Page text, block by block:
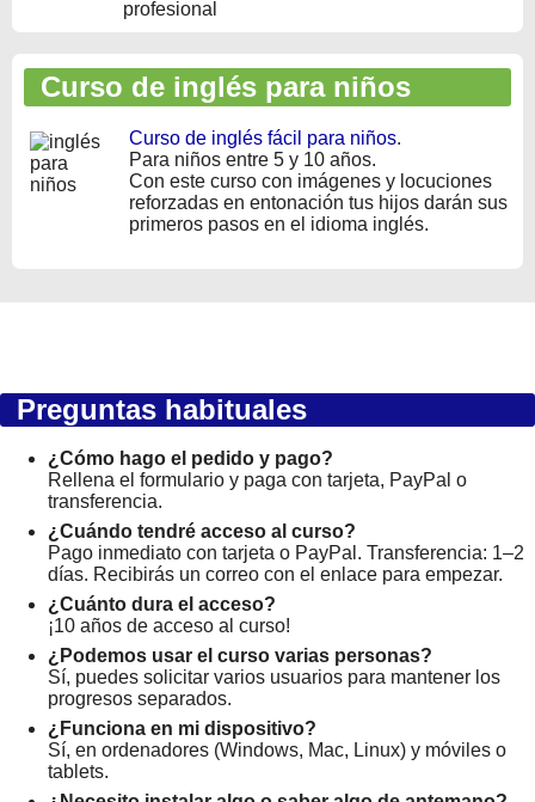
profesional
Curso de inglés para niños
Curso de inglés fácil para niños.
Para niños entre 5 y 10 años.
Con este curso con imágenes y locuciones
reforzadas en entonación tus hijos darán sus
primeros pasos en el idioma inglés.
Preguntas habituales
¿Cómo hago el pedido y pago?
Rellena el formulario y paga con tarjeta, PayPal o
transferencia.
¿Cuándo tendré acceso al curso?
Pago inmediato con tarjeta o PayPal. Transferencia: 1–2
días. Recibirás un correo con el enlace para empezar.
¿Cuánto dura el acceso?
¡10 años de acceso al curso!
¿Podemos usar el curso varias personas?
Sí, puedes solicitar varios usuarios para mantener los
progresos separados.
¿Funciona en mi dispositivo?
Sí, en ordenadores (Windows, Mac, Linux) y móviles o
tablets.